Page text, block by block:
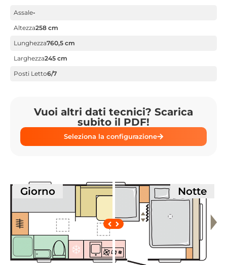
Assale-
Altezza258 cm
Lunghezza760,5 cm
Larghezza245 cm
Posti Letto6/7
Vuoi altri dati tecnici? Scarica
subito il PDF!
Seleziona la configurazione
Giorno Notte